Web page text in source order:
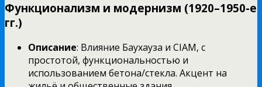
Функционализм и модернизм (1920–1950-е
гг.)
Описание: Влияние Баухауза и CIAM, с
простотой, функциональностью и
использованием бетона/стекла. Акцент на